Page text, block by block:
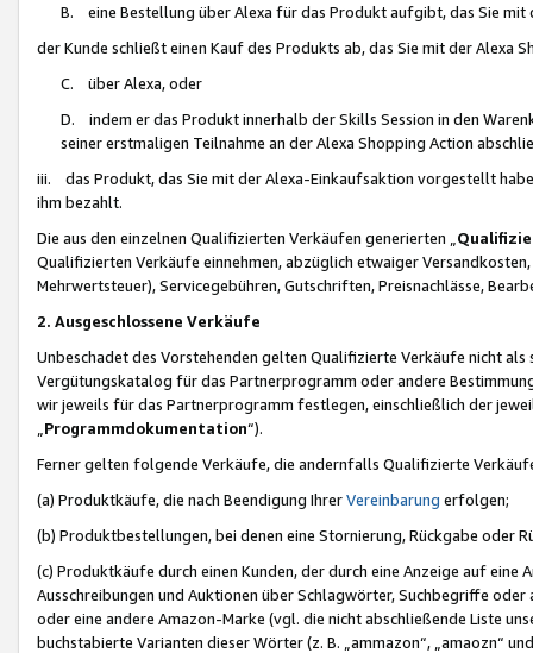
B. eine Bestellung über Alexa für das Produkt aufgibt, das Sie mit
der Kunde schließt einen Kauf des Produkts ab, das Sie mit der Alexa
C. über Alexa, oder
D. indem er das Produkt innerhalb der Skills Session in den
seiner erstmaligen Teilnahme an der Alexa Shopping Action
iii. das Produkt, das Sie mit der Alexa-Einkaufsaktion vorgestellt
ihm bezahlt.
Die aus den einzelnen Qualifizierten Verkäufen generierten „
Qualifizierten Verkäufe einnehmen, abzüglich etwaiger
Mehrwertsteuer), Servicegebühren, Gutschriften, Preisnachlässe,
2. Ausgeschlossene Verkäufe
Unbeschadet des Vorstehenden gelten Qualifizierte Verkäufe nicht
Vergütungskatalog für das Partnerprogramm oder andere
wir jeweils für das Partnerprogramm festlegen, einschließlich der
Programmdokumentation“).
Ferner gelten folgende Verkäufe, die andernfalls Qualifizierte
(a) Produktkäufe, die nach Beendigung IhrerVereinbarung erfolgen;
(b) Produktbestellungen, bei denen eine Stornierung, Rückgabe oder
(c) Produktkäufe durch einen Kunden, der durch eine Anzeige auf
Ausschreibungen und Auktionen über Schlagwörter, Suchbegriffe
oder eine andere Amazon-Marke (vgl. die nicht abschließende Liste
buchstabierte Varianten dieser Wörter (z. B. „ammazon“, „amaozn“